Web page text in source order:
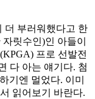
더 부러워했다고 한
릿수인)인 아들이
프로 선발전
다 아는 얘기다. 첨
기엔 멀었다. 이미
읽어보기 바란다.